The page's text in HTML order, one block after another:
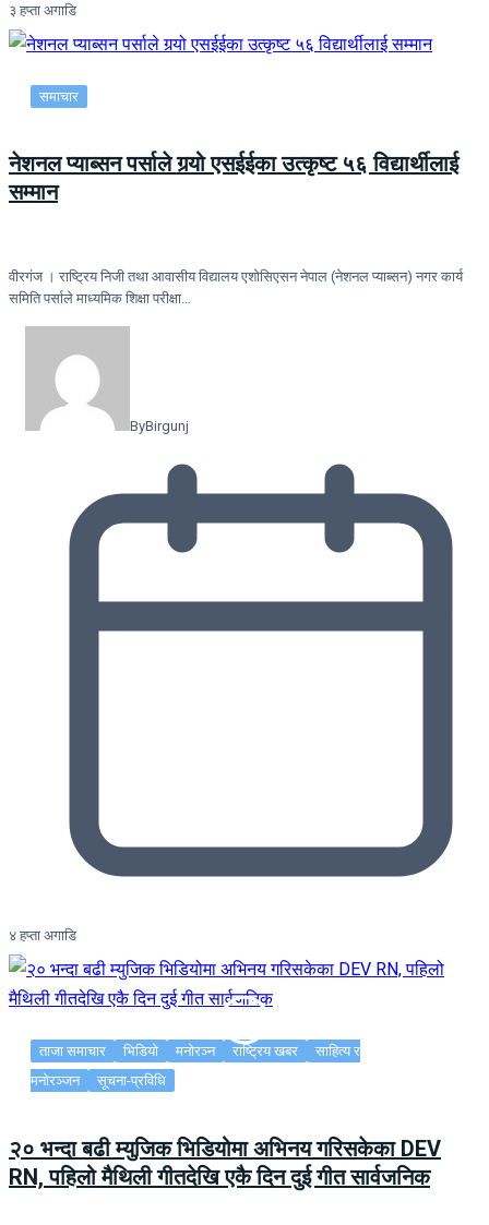
३ हप्ता अगाडि
समाचार
नेशनल प्याब्सन पर्साले गर्‍यो एसईईका उत्कृष्ट ५६ विद्यार्थीलाई
सम्मान
वीरगंज । राष्ट्रिय निजी तथा आवासीय विद्यालय एशोसिएसन नेपाल (नेशनल प्याब्सन) नगर कार्य
समिति पर्साले माध्यमिक शिक्षा परीक्षा…
ByBirgunj
४ हप्ता अगाडि
ताजा समाचार भिडियो मनोरञ्न राष्ट्रिय खबर
साहित्य र
मनोरञ्जन
सूचना-प्रविधि
२० भन्दा बढी म्युजिक भिडियोमा अभिनय गरिसकेका DEV
RN, पहिलो मैथिली गीतदेखि एकै दिन दुई गीत सार्वजनिक